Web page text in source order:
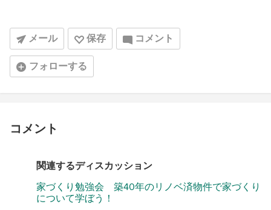
メール 保存 コメント
フォローする
コメント
関連するディスカッション
家づくり勉強会 築40年のリノベ済物件で家づくり
について学ぼう！